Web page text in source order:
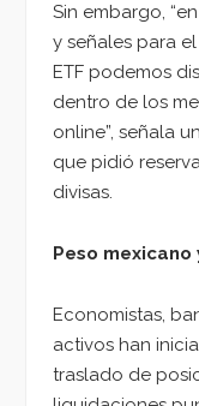
Sin embargo,
y señales para
ETF podemos
dentro de los
online”, señala
que pidió
divisas.
Peso mexicano
Economistas,
activos han
traslado de